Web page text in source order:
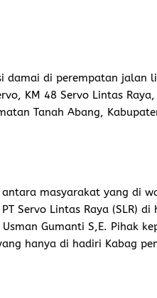
damai di perempatan jalan
KM 48 Servo Lintas
Tanah Abang,
masyarakat yang di
Servo Lintas Raya (SLR)
Gumanti S,E. Pihak
hanya di hadiri Kabag